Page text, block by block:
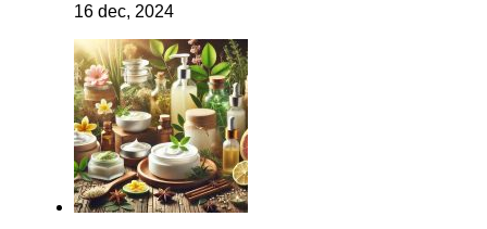
16 dec, 2024